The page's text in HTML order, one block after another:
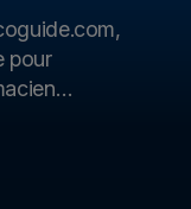
la prise